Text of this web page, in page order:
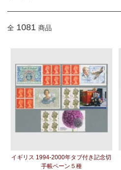
全 1081 商品
イギリス 1994-2000年タブ付き記念切
手帳ペーン５種